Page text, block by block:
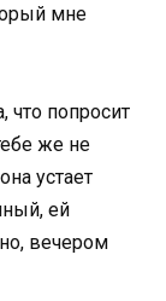
мне
что попросит
же не
устает
ей
вечером